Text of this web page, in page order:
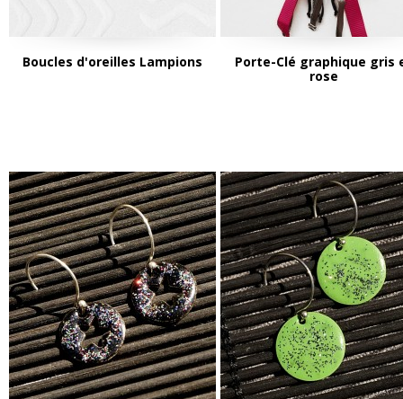
Boucles d'oreilles Lampions
Porte-Clé graphique gris
rose